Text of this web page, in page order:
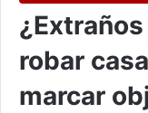
robar
marcar